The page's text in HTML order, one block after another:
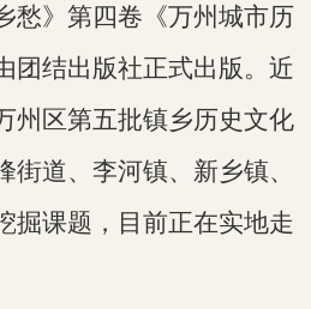
愁》第四卷《万州城市历
团结出版社正式出版。近
州区第五批镇乡历史文化
街道、李河镇、新乡镇、
掘课题，目前正在实地走